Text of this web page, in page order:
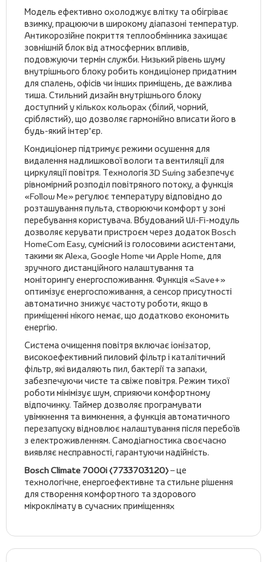
Модель ефективно охолоджує влітку та обігріває
взимку, працюючи в широкому діапазоні температур.
Антикорозійне покриття теплообмінника захищає
зовнішній блок від атмосферних впливів,
подовжуючи термін служби. Низький рівень шуму
внутрішнього блоку робить кондиціонер придатним
для спалень, офісів чи інших приміщень, де важлива
тиша. Стильний дизайн внутрішнього блоку
доступний у кількох кольорах (білий, чорний,
сріблястий), що дозволяє гармонійно вписати його в
будь-який інтер’єр.
Кондиціонер підтримує режими осушення для
видалення надлишкової вологи та вентиляції для
циркуляції повітря. Технологія 3D Swing забезпечує
рівномірний розподіл повітряного потоку, а функція
«Follow Me» регулює температуру відповідно до
розташування пульта, створюючи комфорт у зоні
перебування користувача. Вбудований Wi-Fi-модуль
дозволяє керувати пристроєм через додаток Bosch
HomeCom Easy, сумісний із голосовими асистентами,
такими як Alexa, Google Home чи Apple Home, для
зручного дистанційного налаштування та
моніторингу енергоспоживання. Функція «Save+»
оптимізує енергоспоживання, а сенсор присутності
автоматично знижує частоту роботи, якщо в
приміщенні нікого немає, що додатково економить
енергію.
Система очищення повітря включає іонізатор,
високоефективний пиловий фільтр і каталітичний
фільтр, які видаляють пил, бактерії та запахи,
забезпечуючи чисте та свіже повітря. Режим тихої
роботи мінімізує шум, сприяючи комфортному
відпочинку. Таймер дозволяє програмувати
увімкнення та вимкнення, а функція автоматичного
перезапуску відновлює налаштування після перебоїв
з електроживленням. Самодіагностика своєчасно
виявляє несправності, гарантуючи надійність.
Bosch Climate 7000i (7733703120)– це
технологічне, енергоефективне та стильне рішення
для створення комфортного та здорового
мікроклімату в сучасних приміщеннях